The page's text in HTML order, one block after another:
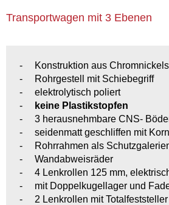
Transportwagen mit 3 Ebenen
Konstruktion aus
Rohrgestell mit Schiebegriff
elektrolytisch poliert
keine Plastikstopfen
3 herausnehmbare CNS-
seidenmatt geschliffen mit
Rohrrahmen als
Wandabweisräder
4 Lenkrollen 125 mm,
mit Doppelkugellager und
2 Lenkrollen mit Totalfeststeller